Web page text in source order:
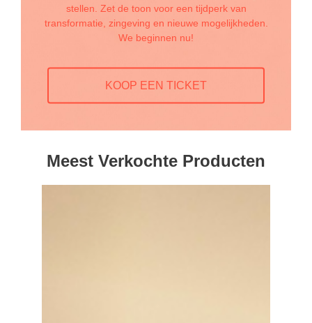
stellen. Zet de toon voor een tijdperk van
transformatie, zingeving en nieuwe mogelijkheden.
We beginnen nu!
KOOP EEN TICKET
Meest Verkochte Producten